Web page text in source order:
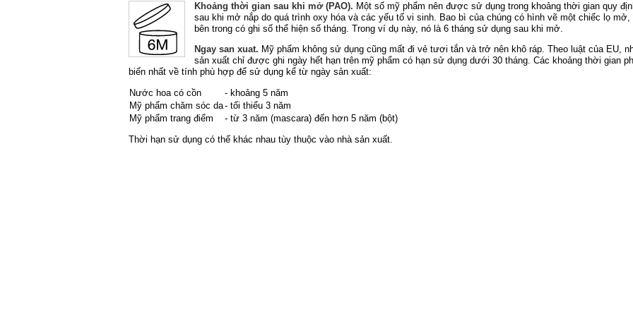
Khoảng thời gian sau khi mở (PAO). Một số mỹ phẩm nên được sử dụng trong khoảng thời gian quy
sau khi mở nắp do quá trình oxy hóa và các yếu tố vi sinh. Bao bì của chúng có hình vẽ một chiếc lọ mở,
bên trong có ghi số thể hiện số tháng. Trong ví dụ này, nó là 6 tháng sử dụng sau khi mở.
Ngay san xuat. Mỹ phẩm không sử dụng cũng mất đi vẻ tươi tắn và trở nên khô ráp. Theo luật của EU,
sản xuất chỉ được ghi ngày hết hạn trên mỹ phẩm có hạn sử dụng dưới 30 tháng. Các khoảng thời gian
biến nhất về tính phù hợp để sử dụng kể từ ngày sản xuất:
Nước hoa có cồn
- khoảng 5 năm
Mỹ phẩm chăm sóc da- tối thiểu 3 năm
Mỹ phẩm trang điểm
- từ 3 ​​năm (mascara) đến hơn 5 năm (bột)
Thời hạn sử dụng có thể khác nhau tùy thuộc vào nhà sản xuất.